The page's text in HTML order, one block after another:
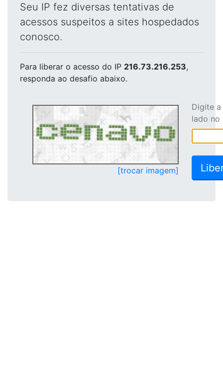
Seu IP fez diversas tentativas de
acessos suspeitos a sites hospedados
conosco.
Para liberar o acesso do IP 216.73.216.253,
responda ao desafio abaixo.
[trocar imagem]
Digite
lado no